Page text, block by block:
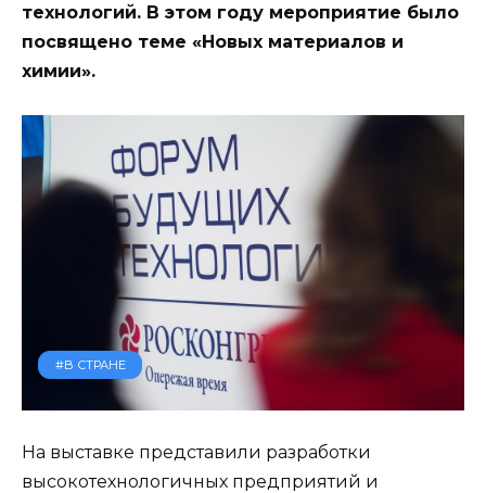
технологий. В этом году мероприятие было
посвящено теме «Новых материалов и
химии».
#В СТРАНЕ
На выставке представили разработки
высокотехнологичных предприятий и